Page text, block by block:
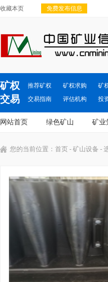
收藏本页 免费发布信息
矿权
交易
推荐矿权 矿权求购 矿
交易指南
评估机构 投
网站首页 绿色矿山 矿业
您的当前位置： 首页 - 矿山设备 -